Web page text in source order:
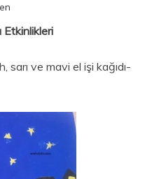
Etkinlikleri
sarı ve mavi el işi kağıdı-